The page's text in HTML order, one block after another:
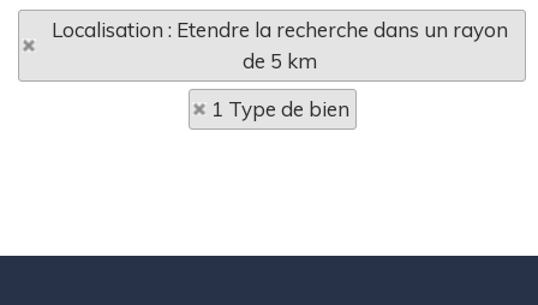
Localisation : Etendre la recherche dans un rayon
de 5 km
1 Type de bien